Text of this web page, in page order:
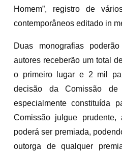
Homem”, registro de
contemporâneos editado in
Duas monografias
autores receberão um total
o primeiro lugar e 2 mil
decisão da Comissão de
especialmente constituída
Comissão julgue prudente,
poderá ser premiada,
outorga de qualquer